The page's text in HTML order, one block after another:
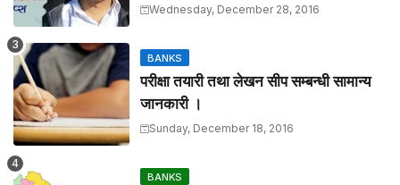
Wednesday, December 28, 2016
BANKS
परीक्षा तयारी तथा लेखन सीप सम्बन्धी सामान्य
जानकारी ।
Sunday, December 18, 2016
BANKS